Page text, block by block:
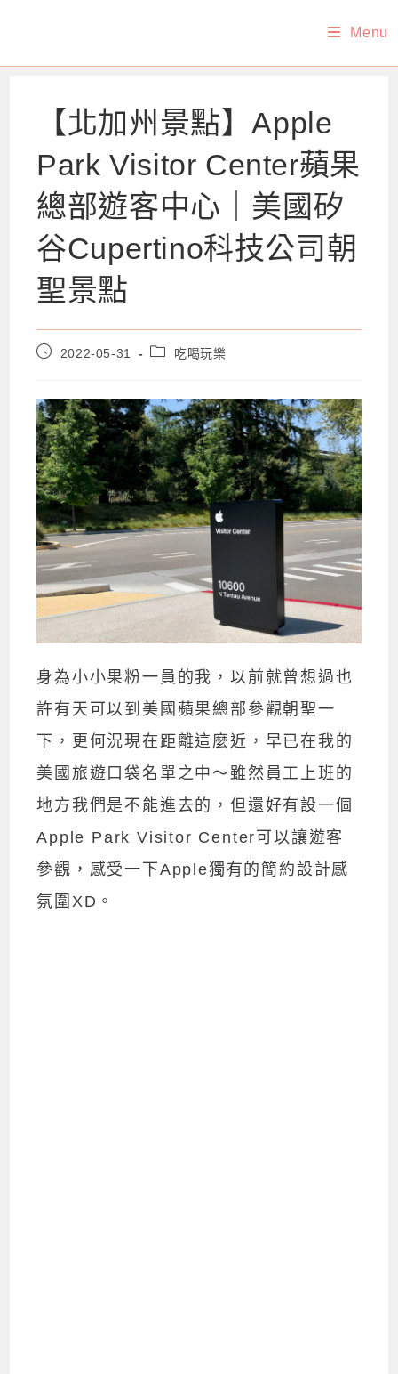
Menu
【北加州景點】Apple
Park Visitor Center蘋果
總部遊客中心｜美國矽
谷Cupertino科技公司朝
聖景點
Post2022-05-31
Post吃喝玩樂
身為小小果粉一員的我，以前就曾想過也
許有天可以到美國蘋果總部參觀朝聖一
下，更何況現在距離這麼近，早已在我的
美國旅遊口袋名單之中～雖然員工上班的
地方我們是不能進去的，但還好有設一個
Apple Park Visitor Center可以讓遊客
參觀，感受一下Apple獨有的簡約設計感
氛圍XD。